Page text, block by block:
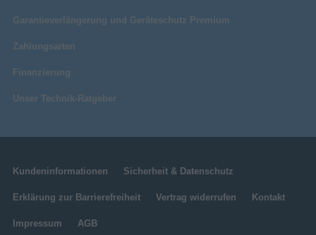
Garantieverlängerung und Geräteschutz Premium
Zahlungsarten
Finanzierung
Unser Technik-Ratgeber
Kundeninformationen Sicherheit & Datenschutz
Erklärung zur Barrierefreiheit Vertrag widerrufen Kontakt
Impressum AGB